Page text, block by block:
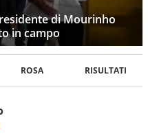
di Mourinho
in campo
ROSA RISULTATI